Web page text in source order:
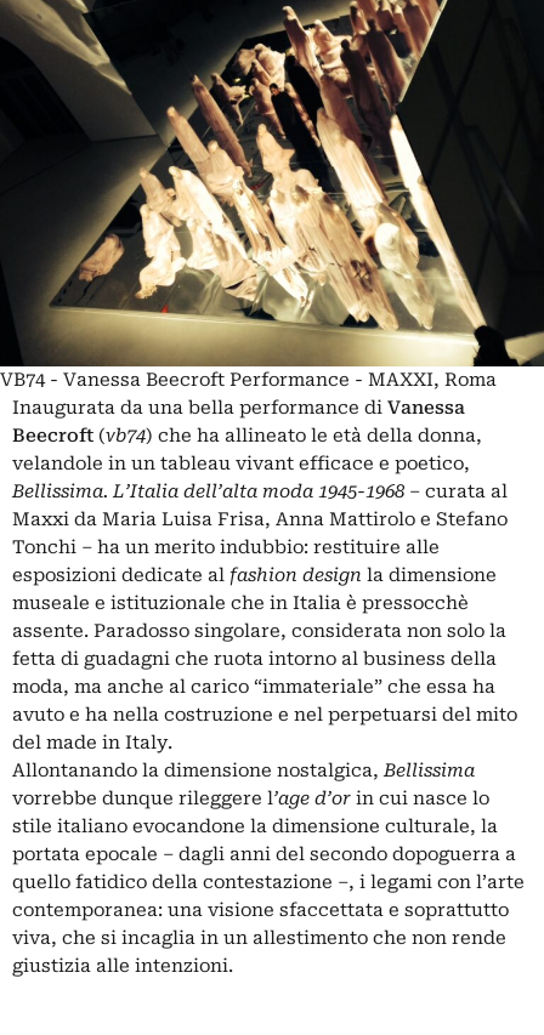
VB74 - Vanessa Beecroft Performance - MAXXI, Roma
Inaugurata da una bella performance di Vanessa
Beecroft (vb74) che ha allineato le età della donna,
velandole in un tableau vivant efficace e poetico,
Bellissima. L’Italia dell’alta moda 1945-1968 – curata al
Maxxi da Maria Luisa Frisa, Anna Mattirolo e Stefano
Tonchi – ha un merito indubbio: restituire alle
esposizioni dedicate al fashion design la dimensione
museale e istituzionale che in Italia è pressocchè
assente. Paradosso singolare, considerata non solo la
fetta di guadagni che ruota intorno al business della
moda, ma anche al carico “immateriale” che essa ha
avuto e ha nella costruzione e nel perpetuarsi del mito
del made in Italy.
Allontanando la dimensione nostalgica, Bellissima
vorrebbe dunque rileggere l’age d’or in cui nasce lo
stile italiano evocandone la dimensione culturale, la
portata epocale – dagli anni del secondo dopoguerra a
quello fatidico della contestazione –, i legami con l’arte
contemporanea: una visione sfaccettata e soprattutto
viva, che si incaglia in un allestimento che non rende
giustizia alle intenzioni.